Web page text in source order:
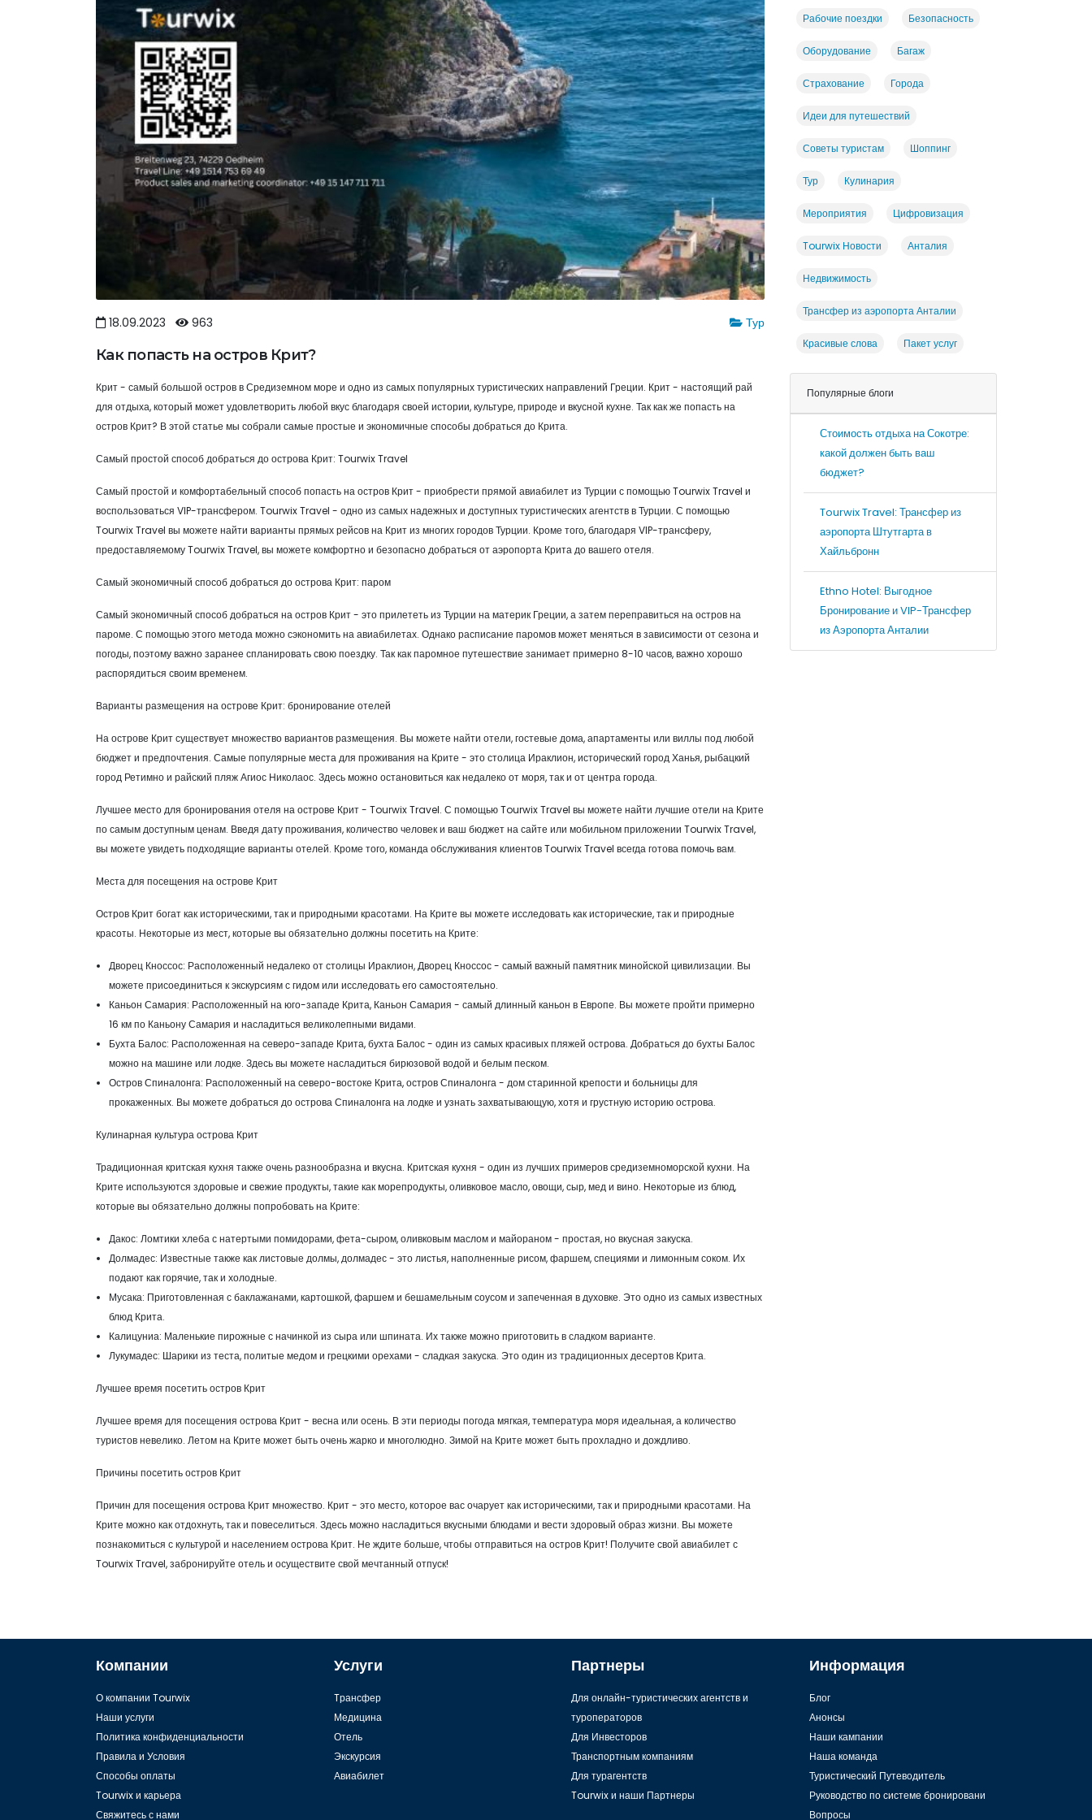
Тур
18.09.2023 963
Как попасть на остров Крит?
Крит - самый большой остров в Средиземном море и одно из самых популярных туристических направлений Греции. Крит - настоящий рай
для отдыха, который может удовлетворить любой вкус благодаря своей истории, культуре, природе и вкусной кухне. Так как же попасть на
остров Крит? В этой статье мы собрали самые простые и экономичные способы добраться до Крита.
Самый простой способ добраться до острова Крит: Tourwix Travel
Самый простой и комфортабельный способ попасть на остров Крит - приобрести прямой авиабилет из Турции с помощью Tourwix Travel и
воспользоваться VIP-трансфером. Tourwix Travel - одно из самых надежных и доступных туристических агентств в Турции. С помощью
Tourwix Travel вы можете найти варианты прямых рейсов на Крит из многих городов Турции. Кроме того, благодаря VIP-трансферу,
предоставляемому Tourwix Travel, вы можете комфортно и безопасно добраться от аэропорта Крита до вашего отеля.
Самый экономичный способ добраться до острова Крит: паром
Самый экономичный способ добраться на остров Крит - это прилететь из Турции на материк Греции, а затем переправиться на остров на
пароме. С помощью этого метода можно сэкономить на авиабилетах. Однако расписание паромов может меняться в зависимости от сезона и
погоды, поэтому важно заранее спланировать свою поездку. Так как паромное путешествие занимает примерно 8-10 часов, важно хорошо
распорядиться своим временем.
Варианты размещения на острове Крит: бронирование отелей
На острове Крит существует множество вариантов размещения. Вы можете найти отели, гостевые дома, апартаменты или виллы под любой
бюджет и предпочтения. Самые популярные места для проживания на Крите - это столица Ираклион, исторический город Ханья, рыбацкий
город Ретимно и райский пляж Агиос Николаос. Здесь можно остановиться как недалеко от моря, так и от центра города.
Лучшее место для бронирования отеля на острове Крит - Tourwix Travel. С помощью Tourwix Travel вы можете найти лучшие отели на Крите
по самым доступным ценам. Введя дату проживания, количество человек и ваш бюджет на сайте или мобильном приложении Tourwix Travel,
вы можете увидеть подходящие варианты отелей. Кроме того, команда обслуживания клиентов Tourwix Travel всегда готова помочь вам.
Места для посещения на острове Крит
Остров Крит богат как историческими, так и природными красотами. На Крите вы можете исследовать как исторические, так и природные
красоты. Некоторые из мест, которые вы обязательно должны посетить на Крите:
Дворец Кноссос: Расположенный недалеко от столицы Ираклион, Дворец Кноссос - самый важный памятник минойской цивилизации. Вы
можете присоединиться к экскурсиям с гидом или исследовать его самостоятельно.
Каньон Самария: Расположенный на юго-западе Крита, Каньон Самария - самый длинный каньон в Европе. Вы можете пройти примерно
16 км по Каньону Самария и насладиться великолепными видами.
Бухта Балос: Расположенная на северо-западе Крита, бухта Балос - один из самых красивых пляжей острова. Добраться до бухты Балос
можно на машине или лодке. Здесь вы можете насладиться бирюзовой водой и белым песком.
Остров Спиналонга: Расположенный на северо-востоке Крита, остров Спиналонга - дом старинной крепости и больницы для
прокаженных. Вы можете добраться до острова Спиналонга на лодке и узнать захватывающую, хотя и грустную историю острова.
Кулинарная культура острова Крит
Традиционная критская кухня также очень разнообразна и вкусна. Критская кухня - один из лучших примеров средиземноморской кухни. На
Крите используются здоровые и свежие продукты, такие как морепродукты, оливковое масло, овощи, сыр, мед и вино. Некоторые из блюд,
которые вы обязательно должны попробовать на Крите:
Дакос: Ломтики хлеба с натертыми помидорами, фета-сыром, оливковым маслом и майораном - простая, но вкусная закуска.
Долмадес: Известные также как листовые долмы, долмадес - это листья, наполненные рисом, фаршем, специями и лимонным соком. Их
подают как горячие, так и холодные.
Мусака: Приготовленная с баклажанами, картошкой, фаршем и бешамельным соусом и запеченная в духовке. Это одно из самых известных
блюд Крита.
Калицуниа: Маленькие пирожные с начинкой из сыра или шпината. Их также можно приготовить в сладком варианте.
Лукумадес: Шарики из теста, политые медом и грецкими орехами - сладкая закуска. Это один из традиционных десертов Крита.
Лучшее время посетить остров Крит
Лучшее время для посещения острова Крит - весна или осень. В эти периоды погода мягкая, температура моря идеальная, а количество
туристов невелико. Летом на Крите может быть очень жарко и многолюдно. Зимой на Крите может быть прохладно и дождливо.
Причины посетить остров Крит
Причин для посещения острова Крит множество. Крит - это место, которое вас очарует как историческими, так и природными красотами. На
Крите можно как отдохнуть, так и повеселиться. Здесь можно насладиться вкусными блюдами и вести здоровый образ жизни. Вы можете
познакомиться с культурой и населением острова Крит. Не ждите больше, чтобы отправиться на остров Крит! Получите свой авиабилет с
Tourwix Travel, забронируйте отель и осуществите свой мечтанный отпуск!
Рабочие поездки Безопасность
Оборудование Багаж
Страхование Города
Идеи для путешествий
Советы туристам Шоппинг
Тур Кулинария
Мероприятия Цифровизация
Tourwix Новости Анталия
Недвижимость
Трансфер из аэропорта Анталии
Красивые слова Пакет услуг
Популярные блоги
Стоимость отдыха на Сокотре:
какой должен быть ваш
бюджет?
Tourwix Travel: Трансфер из
аэропорта Штутгарта в
Хайльбронн
Ethno Hotel: Выгодное
Бронирование и VIP-Трансфер
из Аэропорта Анталии
Компании
О компании Tourwix
Наши услуги
Политика конфиденциальности
Правила и Условия
Способы оплаты
Tourwix и карьера
Свяжитесь с нами
Услуги
Tрансфер
Медицина
Отель
Экскурсия
Авиабилет
Партнеры
Для онлайн-туристических агентств и
туроператоров
Для Инвесторов
Транспортным компаниям
Для турагентств
Tourwix и наши Партнеры
Информация
Блог
Анонсы
Наши кампании
Наша команда
Туристический Путеводитель
Руководство по системе бронировани
Вопросы